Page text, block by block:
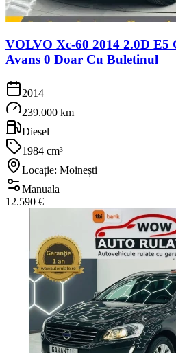
VOLVO Xc-60 2014 2.0D E5
Avans 0 Doar Cu Buletinul
2014
239.000 km
Diesel
1984 cm³
Locație: Moinești
Manuala
12.590 €